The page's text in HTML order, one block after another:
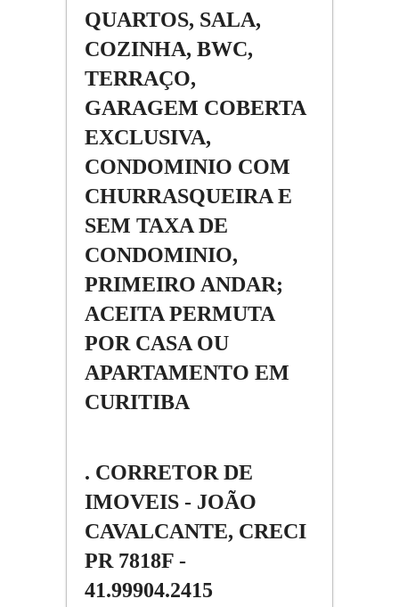
QUARTOS, SALA,
COZINHA, BWC,
TERRAÇO,
GARAGEM COBERTA
EXCLUSIVA,
CONDOMINIO COM
CHURRASQUEIRA E
SEM TAXA DE
CONDOMINIO,
PRIMEIRO ANDAR;
ACEITA PERMUTA
POR CASA OU
APARTAMENTO EM
CURITIBA
. CORRETOR DE
IMOVEIS - JOÃO
CAVALCANTE, CRECI
PR 7818F -
41.99904.2415